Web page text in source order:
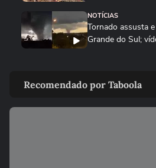
NOTÍCIAS
Tornado assusta
Grande do Sul;
500 casas no RS;
CIDADES
Recomendado por Taboola